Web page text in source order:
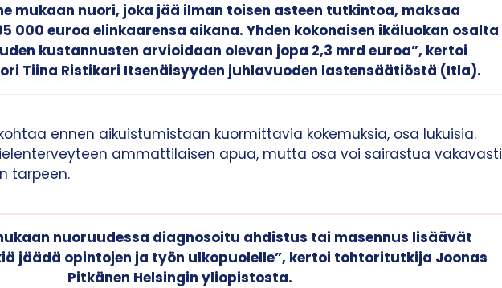
mukaan nuori, joka jää ilman toisen asteen tutkintoa, maksaa
000 euroa elinkaarensa aikana. Yhden kokonaisen ikäluokan osalta
kustannusten arvioidaan olevan jopa 2,3 mrd euroa”, kertoi
Tiina Ristikari Itsenäisyyden juhlavuoden lastensäätiöstä (Itla).
ennen aikuistumistaan kuormittavia kokemuksia, osa lukuisia.
ammattilaisen apua, mutta osa voi sairastua vakavasti
tarpeen.
nuoruudessa diagnosoitu ahdistus tai masennus lisäävät
jäädä opintojen ja työn ulkopuolelle”, kertoi tohtoritutkija Joonas
Pitkänen Helsingin yliopistosta.